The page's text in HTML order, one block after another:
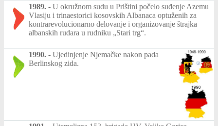
1989. - U okružnom sudu u Prištini počelo suđenje Azemu
Vlasiju i trinaestorici kosovskih Albanaca optuženih za
kontrarevolucionarno delovanje i organizovanje štrajka
albanskih rudara u rudniku „Stari trg“.
1990. - Ujedinjenje Njemačke nakon pada
Berlinskog zida.